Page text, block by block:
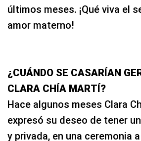
últimos meses. ¡Qué viva el
amor materno!
¿CUÁNDO SE CASARÍAN
CLARA CHÍA MARTÍ?
Hace algunos meses Clara
expresó su deseo de tener
y privada, en una ceremonia